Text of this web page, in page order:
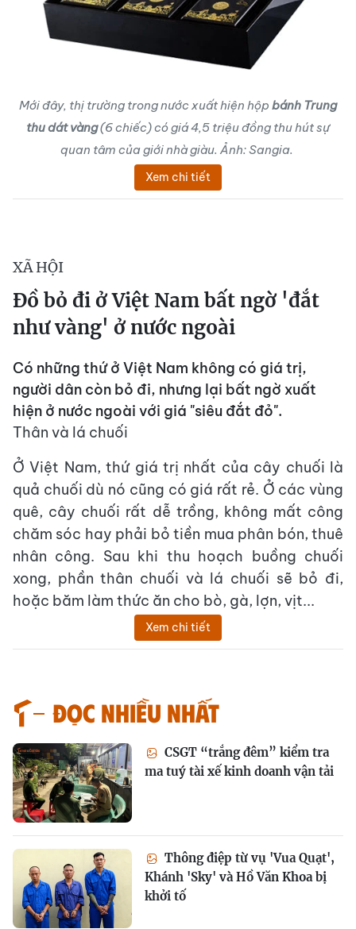
Mới đây, thị trường trong nước xuất hiện hộp bánh Trung
thu dát vàng(6 chiếc) có giá 4,5 triệu đồng thu hút sự
quan tâm của giới nhà giàu. Ảnh: Sangia.
Xem chi tiết
XÃ HỘI
Đồ bỏ đi ở Việt Nam bất ngờ 'đắt
như vàng' ở nước ngoài
Có những thứ ở Việt Nam không có giá trị,
người dân còn bỏ đi, nhưng lại bất ngờ xuất
hiện ở nước ngoài với giá "siêu đắt đỏ".
Thân và lá chuối
Ở Việt Nam, thứ giá trị nhất của cây chuối là
quả chuối dù nó cũng có giá rất rẻ. Ở các vùng
quê, cây chuối rất dễ trồng, không mất công
chăm sóc hay phải bỏ tiền mua phân bón, thuê
nhân công. Sau khi thu hoạch buồng chuối
xong, phần thân chuối và lá chuối sẽ bỏ đi,
hoặc băm làm thức ăn cho bò, gà, lợn, vịt...
Xem chi tiết
Đọc nhiều nhất
CSGT “trắng đêm” kiểm tra
ma tuý tài xế kinh doanh vận tải
Thông điệp từ vụ 'Vua Quạt',
Khánh 'Sky' và Hồ Văn Khoa bị
khởi tố